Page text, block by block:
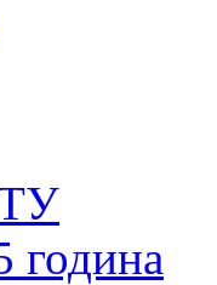
година